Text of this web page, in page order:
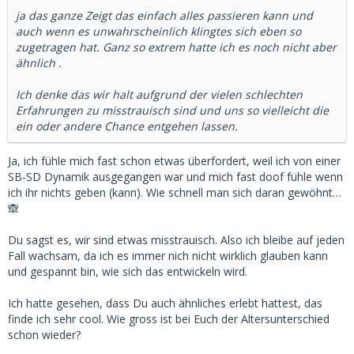
hatte und sich nicht ganz wohl fühlte – aber geplant war
ohnehin nur ein erstes Kennenlernen.
Und jetzt kommt das Unglaubliche: Da sie nie etwas von
einem "Arrangement" erwähnt hatte, wollte ich vorsichtig
wäre ihr unangenehm, sich für Geld mit jemandem zu
treffen. Sie meinte, wir könnten es einfach natürlich
angehen – ganz ohne finanzielle Unterstützung.
Sie ist 27, ich 52. Und sie hat mir gesagt, dass sie mich
extrem sympathisch findet und sich schon auf unser
nächstes Treffen freut. Wir waren total auf einer
Wellenlänge.
Tja… und ich kann es immer noch nicht ganz fassen. Hat
ja das ganze Zeigt das einfach alles passieren kann und
auch wenn es unwahrscheinlich klingtes sich eben so
zugetragen hat. Ganz so extrem hatte ich es noch nicht aber
ähnlich .
Ich denke das wir halt aufgrund der vielen schlechten
Erfahrungen zu misstrauisch sind und uns so vielleicht die
ein oder andere Chance entgehen lassen.
Ja, ich fühle mich fast schon etwas überfordert, weil ich von einer
SB-SD Dynamik ausgegangen war und mich fast doof fühle wenn
ich ihr nichts geben (kann). Wie schnell man sich daran gewöhnt…
🙈
Du sagst es, wir sind etwas misstrauisch. Also ich bleibe auf jeden
Fall wachsam, da ich es immer nich nicht wirklich glauben kann
und gespannt bin, wie sich das entwickeln wird.
Ich hatte gesehen, dass Du auch ähnliches erlebt hattest, das
finde ich sehr cool. Wie gross ist bei Euch der Altersunterschied
schon wieder?